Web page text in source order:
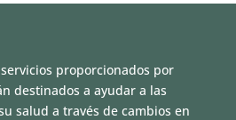
proporcionados por
destinados a ayudar a las
salud a través de cambios en